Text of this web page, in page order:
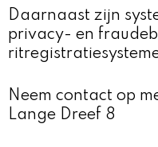
Daarnaast zijn
privacy- en
Neem contact op
Lange Dreef 8